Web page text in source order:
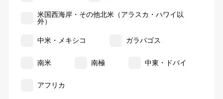
米国西海岸・その他北米（アラスカ・ハワイ以
外）
中米・メキシコ ガラパゴス
南米 南極 中東・ドバイ
アフリカ